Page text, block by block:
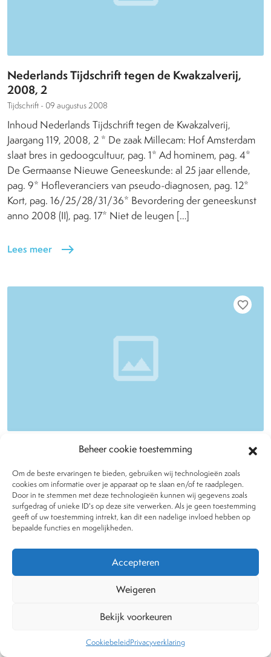
Beheer cookie toestemming
Om de beste ervaringen te bieden, gebruiken wij technologieën zoals
cookies om informatie over je apparaat op te slaan en/of te raadplegen.
Door in te stemmen met deze technologieën kunnen wij gegevens zoals
surfgedrag of unieke ID's op deze site verwerken. Als je geen toestemming
geeft of uw toestemming intrekt, kan dit een nadelige invloed hebben op
bepaalde functies en mogelijkheden.
Accepteren
Weigeren
Bekijk voorkeuren
CookiebeleidPrivacyverklaring
Nederlands Tijdschrift tegen de Kwakzalverij,
2008, 2
Tijdschrift - 09 augustus 2008
Inhoud Nederlands Tijdschrift tegen de Kwakzalverij,
Jaargang 119, 2008, 2 * De zaak Millecam: Hof Amsterdam
slaat bres in gedoogcultuur, pag. 1* Ad hominem, pag. 4*
De Germaanse Nieuwe Geneeskunde: al 25 jaar ellende,
pag. 9* Hofleveranciers van pseudo-diagnosen, pag. 12*
Kort, pag. 16/25/28/31/36* Bevordering der geneeskunst
anno 2008 (II), pag. 17* Niet de leugen […]
Lees meer east
favorite_border
IGZ blameert zich met aanpak Integraal Medisch
Artikelen -30 december 2007
De IGZ legt het handelen van een mediamieke,
orthomoleculaire therapeute voor aan het Tuchtcollege van
de Maatschappij ter Bevordering van de Orthomoleculaire
Geneeskunde (MBOG).
Lees meer east